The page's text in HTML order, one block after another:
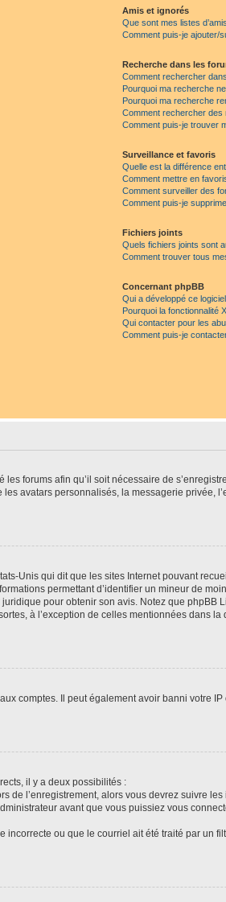
Amis et ignorés
Que sont mes listes
Comment puis-je ajouter/
Recherche dans les
Comment rechercher
Pourquoi ma recherche
Pourquoi ma recherche
Comment rechercher des
Comment puis-je trouver
Surveillance et favoris
Quelle est la différence
Comment mettre en
Comment surveiller des
Comment puis-je
Fichiers joints
Quels fichiers joints sont
Comment trouver tous
Concernant phpBB
Qui a développé ce
Pourquoi la fonctionnalité
Qui contacter pour les
Comment puis-je
forums afin qu’il soit nécessaire de
avatars personnalisés, la messagerie privée,
Unis qui dit que les sites Internet pouvant
permettant d’identifier un mineur de
pour obtenir son avis. Notez que
à l’exception de celles mentionnées dans
comptes. Il peut également avoir banni votre
il y a deux possibilités :
de l’enregistrement, alors vous devrez suivre
avant que vous puissiez vous
ou que le courriel ait été traité par un